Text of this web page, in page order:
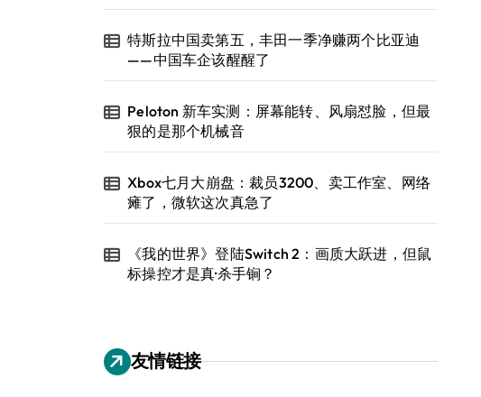
特斯拉中国卖第五，丰田一季净赚两个比亚迪
——中国车企该醒醒了
Peloton 新车实测：屏幕能转、风扇怼脸，但最
狠的是那个机械音
Xbox七月大崩盘：裁员3200、卖工作室、网络
瘫了，微软这次真急了
《我的世界》登陆Switch 2：画质大跃进，但鼠
标操控才是真·杀手锏？
友情链接